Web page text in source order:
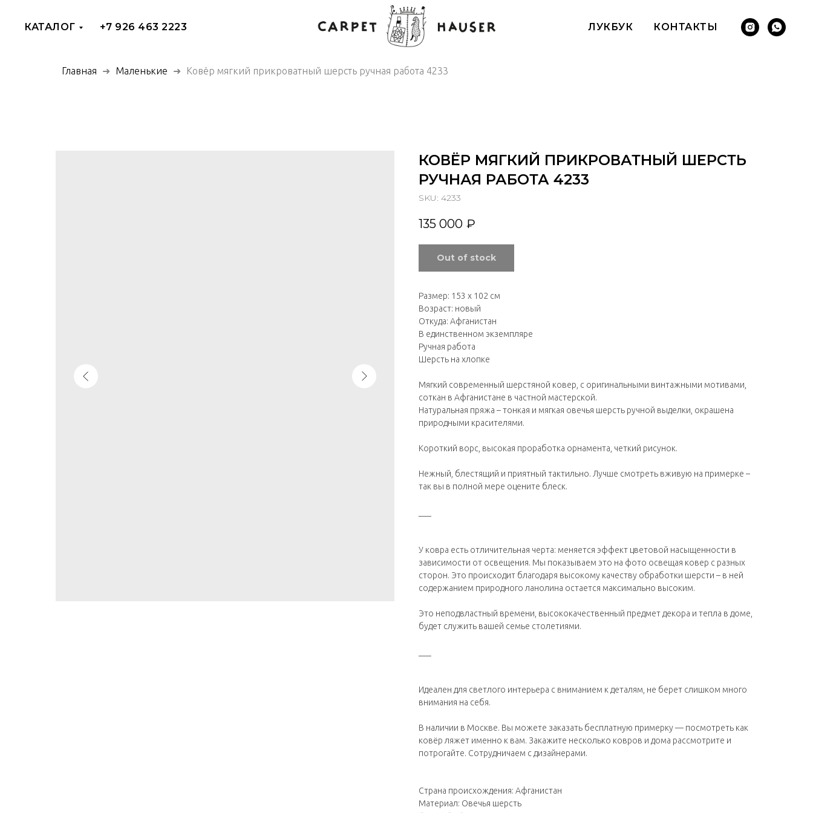
КАТАЛОГ +7 926 463 2223 ЛУКБУК КОНТАКТЫ
Главная Маленькие Ковёр мягкий прикроватный шерсть ручная работа 4233
КОВЁР МЯГКИЙ ПРИКРОВАТНЫЙ ШЕРСТЬ
РУЧНАЯ РАБОТА 4233
SKU: 4233
135 000 ₽
Out of stock
Размер: 153 х 102 см
Возраст: новый
Откуда: Афганистан
В единственном экземпляре
Ручная работа
Шерсть на хлопке
Мягкий современный шерстяной ковер, с оригинальными винтажными мотивами,
соткан в Афганистане в частной мастерской.
Натуральная пряжа – тонкая и мягкая овечья шерсть ручной выделки, окрашена
природными красителями.
Короткий ворс, высокая проработка орнамента, четкий рисунок.
Нежный, блестящий и приятный тактильно. Лучше смотреть вживую на примерке –
так вы в полной мере оцените блеск.
У ковра есть отличительная черта: меняется эффект цветовой насыщенности в
зависимости от освещения. Мы показываем это на фото освещая ковер с разных
сторон. Это происходит благодаря высокому качеству обработки шерсти – в ней
содержанием природного ланолина остается максимально высоким.
Это неподвластный времени, высококачественный предмет декора и тепла в доме,
будет служить вашей семье столетиями.
Идеален для светлого интерьера с вниманием к деталям, не берет слишком много
внимания на себя.
В наличии в Москве. Вы можете заказать бесплатную примерку — посмотреть как
ковёр ляжет именно к вам. Закажите несколько ковров и дома рассмотрите и
потрогайте. Сотрудничаем с дизайнерами.
Страна происхождения: Афганистан
Материал: Овечья шерсть